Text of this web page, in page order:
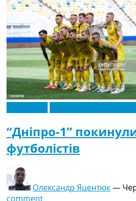
“Дніпро-1”
футболістів
Олександр Яцентюк—
comment